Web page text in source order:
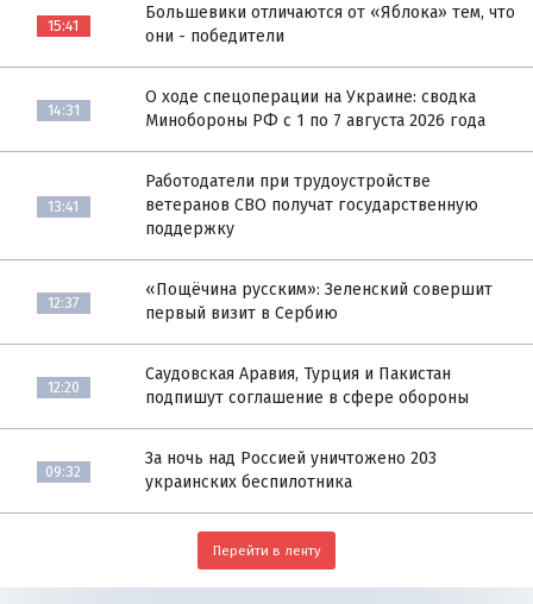
15:41
Большевики отличаются от «Яблока» тем, что
они - победители
14:31
О ходе спецоперации на Украине: сводка
Минобороны РФ с 1 по 7 августа 2026 года
13:41
Работодатели при трудоустройстве
ветеранов СВО получат государственную
поддержку
12:37
«Пощёчина русским»: Зеленский совершит
первый визит в Сербию
12:20
Саудовская Аравия, Турция и Пакистан
подпишут соглашение в сфере обороны
09:32
За ночь над Россией уничтожено 203
украинских беспилотника
Перейти в ленту